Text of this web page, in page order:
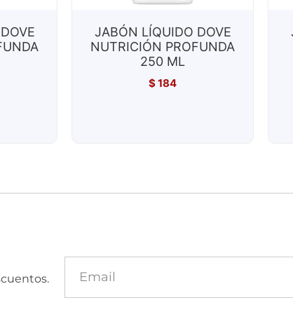
JABÓN LÍQUIDO DOVE
NUTRICIÓN PROFUNDA
250 ML
$184